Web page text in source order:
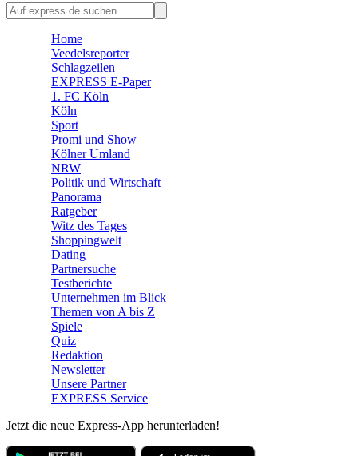
Home
Veedelsreporter
Schlagzeilen
EXPRESS E-Paper
1. FC Köln
Köln
Sport
Promi und Show
Kölner Umland
NRW
Politik und Wirtschaft
Panorama
Ratgeber
Witz des Tages
Shoppingwelt
Dating
Partnersuche
Testberichte
Unternehmen im Blick
Themen von A bis Z
Spiele
Quiz
Redaktion
Newsletter
Unsere Partner
EXPRESS Service
Jetzt die neue Express-App herunterladen!